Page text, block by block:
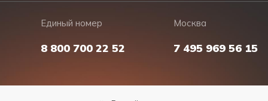
сигнальные, знаки безопасности и разметка
Единый номер
8 800 700 22 52
Москва
7 495 969 56 15